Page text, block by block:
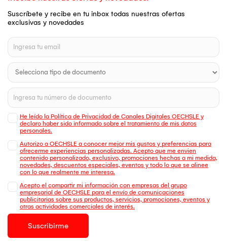
Suscríbete y recibe en tu inbox todas nuestras ofertas
exclusivas y novedades
He leído la Política de Privacidad de Canales Digitales OECHSLE y
declaro haber sido informado sobre el tratamiento de mis datos
personales.
Autorizo a OECHSLE a conocer mejor mis gustos y preferencias para
ofrecerme experiencias personalizadas. Acepto que me envien
contenido personalizado, exclusivo, promociones hechas a mi medida,
novedades, descuentos especiales, eventos y todo lo que se alinee
con lo que realmente me interesa.
Acepto el compartir mi información con empresas del grupo
empresarial de OECHSLE para el envío de comunicaciones
publicitarias sobre sus productos, servicios, promociones, eventos y
otras actividades comerciales de interés.
Suscribirme